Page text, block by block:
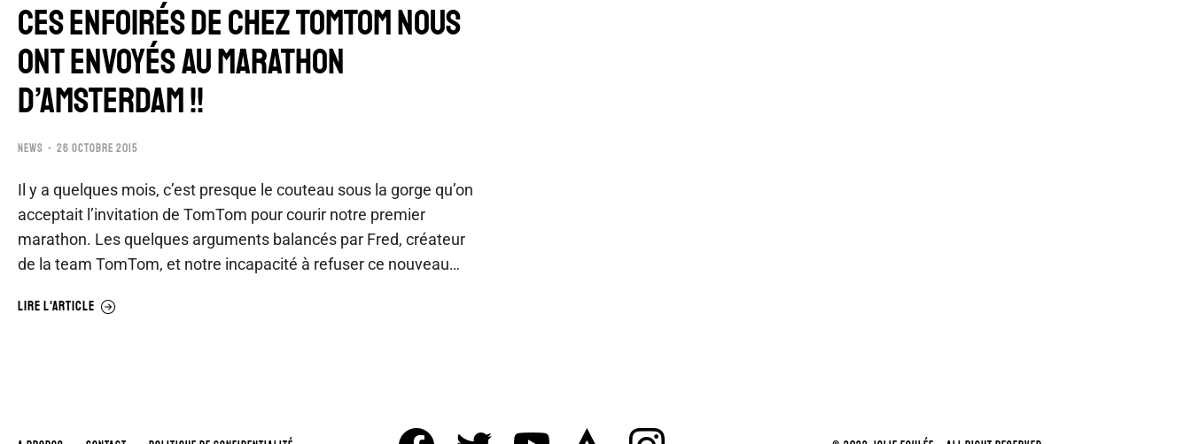
CES ENFOIRÉS DE CHEZ TOMTOM NOUS
ONT ENVOYÉS AU MARATHON
D’AMSTERDAM !!
NEWS 26 OCTOBRE 2015
Il y a quelques mois, c’est presque le couteau sous la gorge qu’on
acceptait l’invitation de TomTom pour courir notre premier
marathon. Les quelques arguments balancés par Fred, créateur
de la team TomTom, et notre incapacité à refuser ce nouveau…
LIRE L'ARTICLE